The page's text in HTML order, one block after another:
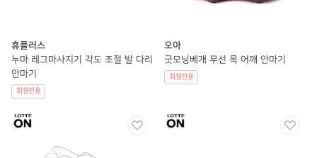
휴플러스
누마 레그마사지기 각도 조절 발 다리
안마기
회원전용
오아
굿모닝베개 무선 목 어깨 안마기
회원전용